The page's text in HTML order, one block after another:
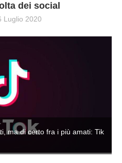
dei social
Luglio 2020
ma di certo fra i più amati: Tik